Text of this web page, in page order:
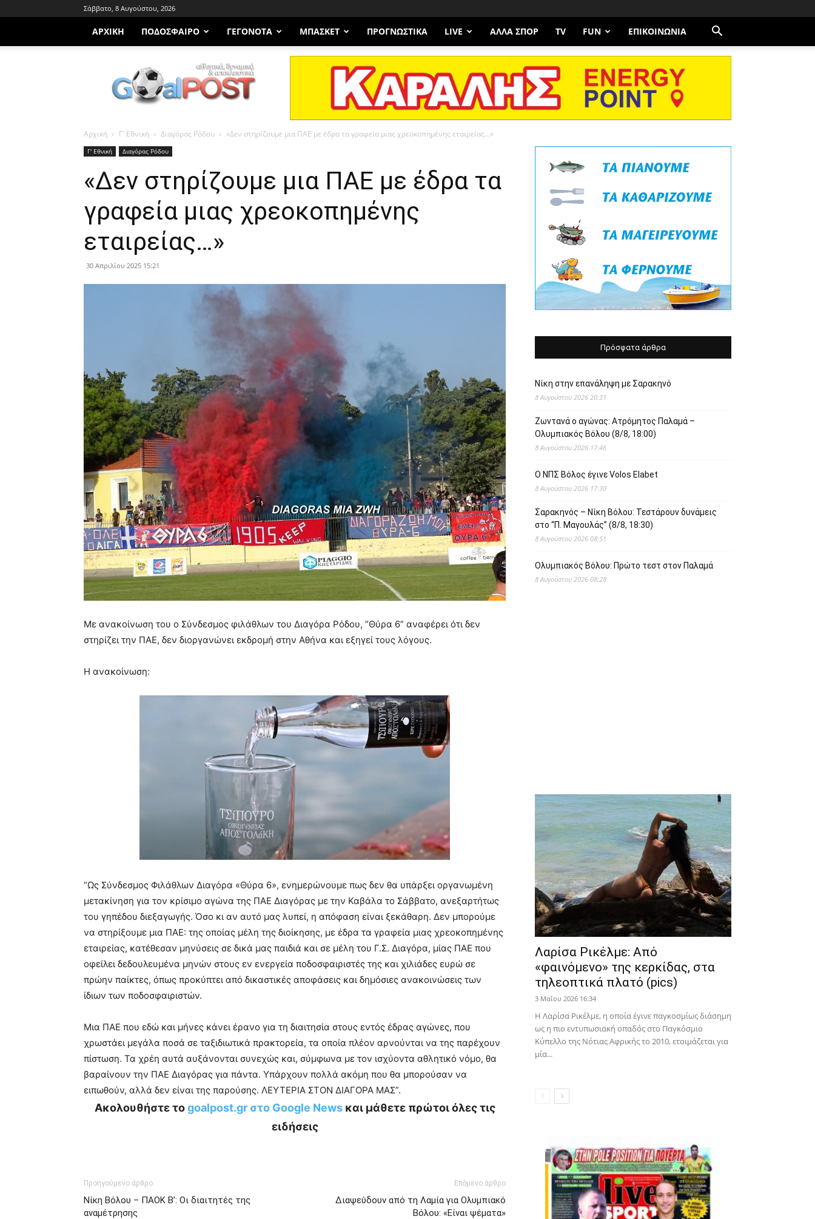
Σάββατο, 8 Αυγούστου, 2026
ΑΡΧΙΚΗ ΠΟΔΌΣΦΑΙΡΟ ΓΕΓΟΝΌΤΑ ΜΠΆΣΚΕΤ ΠΡΟΓΝΩΣΤΙΚΑ LIVE ΆΛΛΑ ΣΠΟΡ TV FUN ΕΠΙΚΟΙΝΩΝΊΑ
Goalpost.gr
Αρχική Γ' Εθνική Διαγόρας Ρόδου «Δεν στηρίζουμε μια ΠΑΕ με έδρα τα γραφεία μιας χρεοκοπημένης εταιρείας…»
Γ' Εθνική Διαγόρας Ρόδου
«Δεν στηρίζουμε μια ΠΑΕ με έδρα τα
γραφεία μιας χρεοκοπημένης
εταιρείας…»
30 Απριλίου 2025 15:21
Με ανακοίνωση του ο Σύνδεσμος φιλάθλων του Διαγόρα Ρόδου, ”Θύρα 6” αναφέρει ότι δεν
στηρίζει την ΠΑΕ, δεν διοργανώνει εκδρομή στην Αθήνα και εξηγεί τους λόγους.
Η ανακοίνωση:
“Ως Σύνδεσμος Φιλάθλων Διαγόρα «Θύρα 6», ενημερώνουμε πως δεν θα υπάρξει οργανωμένη
μετακίνηση για τον κρίσιμο αγώνα της ΠΑΕ Διαγόρας με την Καβάλα το Σάββατο, ανεξαρτήτως
του γηπέδου διεξαγωγής. Όσο κι αν αυτό μας λυπεί, η απόφαση είναι ξεκάθαρη. Δεν μπορούμε
να στηρίξουμε μια ΠΑΕ: της οποίας μέλη της διοίκησης, με έδρα τα γραφεία μιας χρεοκοπημένης
εταιρείας, κατέθεσαν μηνύσεις σε δικά μας παιδιά και σε μέλη του Γ.Σ. Διαγόρα, μίας ΠΑΕ που
οφείλει δεδουλευμένα μηνών στους εν ενεργεία ποδοσφαιριστές της και χιλιάδες ευρώ σε
πρώην παίκτες, όπως προκύπτει από δικαστικές αποφάσεις και δημόσιες ανακοινώσεις των
ίδιων των ποδοσφαιριστών.
Μια ΠΑΕ που εδώ και μήνες κάνει έρανο για τη διαιτησία στους εντός έδρας αγώνες, που
χρωστάει μεγάλα ποσά σε ταξιδιωτικά πρακτορεία, τα οποία πλέον αρνούνται να της παρέχουν
πίστωση. Τα χρέη αυτά αυξάνονται συνεχώς και, σύμφωνα με τον ισχύοντα αθλητικό νόμο, θα
βαραίνουν την ΠΑΕ Διαγόρας για πάντα. Υπάρχουν πολλά ακόμη που θα μπορούσαν να
ειπωθούν, αλλά δεν είναι της παρούσης. ΛΕΥΤΕΡΙΑ ΣΤΟΝ ΔΙΑΓΟΡΑ ΜΑΣ”.
Ακολουθήστε τοgoalpost.gr στο Google Newsκαι μάθετε πρώτοι όλες τις
ειδήσεις
Προηγούμενο άρθρο
Νίκη Βόλου – ΠΑΟΚ Β’: Οι διαιτητές της
αναμέτρησης
Επόμενο άρθρο
Διαψεύδουν από τη Λαμία για Ολυμπιακό
Βόλου: «Είναι ψέματα»
Πρόσφατα άρθρα
Νίκη στην επανάληψη με Σαρακηνό
8 Αυγούστου 2026 20:31
Ζωντανά ο αγώνας: Ατρόμητος Παλαμά –
Ολυμπιακός Βόλου (8/8, 18:00)
8 Αυγούστου 2026 17:46
O ΝΠΣ Βόλος έγινε Volos Elabet
8 Αυγούστου 2026 17:30
Σαρακηνός – Νίκη Βόλου: Τεστάρουν δυνάμεις
στο “Π. Μαγουλάς” (8/8, 18:30)
8 Αυγούστου 2026 08:51
Ολυμπιακός Βόλου: Πρώτο τεστ στον Παλαμά
8 Αυγούστου 2026 08:28
Λαρίσα Ρικέλμε: Από
«φαινόμενο» της κερκίδας, στα
τηλεοπτικά πλατό (pics)
3 Μαΐου 2026 16:34
Η Λαρίσα Ρικέλμε, η οποία έγινε παγκοσμίως διάσημη
ως η πιο εντυπωσιακή οπαδός στο Παγκόσμιο
Κύπελλο της Νότιας Αφρικής το 2010, ετοιμάζεται για
μία...